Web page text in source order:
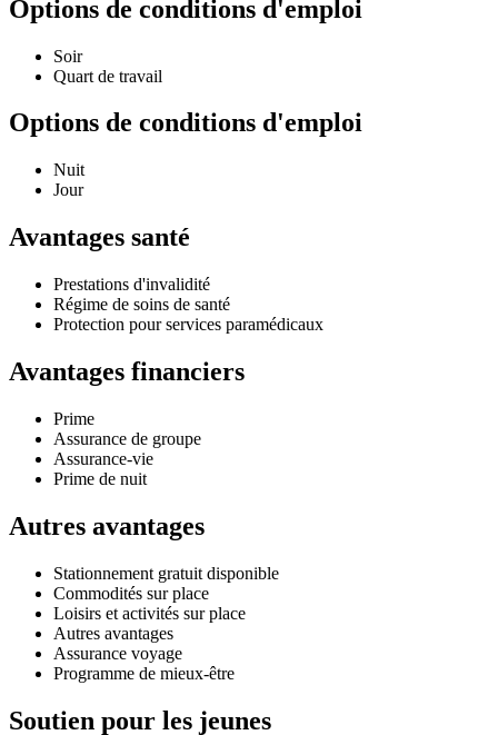
Options de conditions d'emploi
Soir
Quart de travail
Options de conditions d'emploi
Nuit
Jour
Avantages santé
Prestations d'invalidité
Régime de soins de santé
Protection pour services paramédicaux
Avantages financiers
Prime
Assurance de groupe
Assurance-vie
Prime de nuit
Autres avantages
Stationnement gratuit disponible
Commodités sur place
Loisirs et activités sur place
Autres avantages
Assurance voyage
Programme de mieux-être
Soutien pour les jeunes